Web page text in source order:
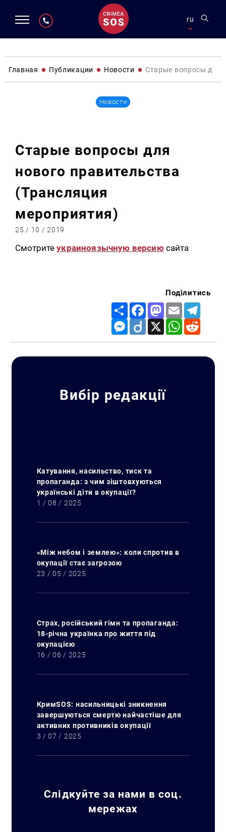
ru
Главная Публикации Новости Старые вопросы для
Новости
Старые вопросы для
нового правительства
(Трансляция
мероприятия)
25 / 10 / 2019
Смотритеукраиноязычную версиюсайта
Поділитись
Share FacebookMastodon
Email
Messenger
Diigo X WhatsApp
Вибір редакції
Катування, насильство, тиск та
пропаганда: з чим зіштовхуються
українські діти в окупації?
1 / 08 / 2025
«Між небом і землею»: коли спротив в
окупації стає загрозою
23 / 05 / 2025
Страх, російський гімн та пропаганда:
18-річна українка про життя під
окупацією
16 / 06 / 2025
КримSOS: насильницькі зникнення
завершуються смертю найчастіше для
активних противників окупації
3 / 07 / 2025
Слідкуйте за нами в соц.
мережах